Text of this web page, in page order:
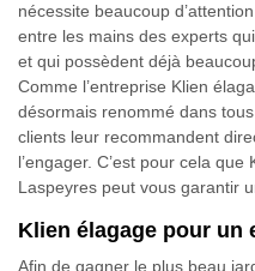
nécessite beaucoup
entre les mains des experts
et qui possèdent déjà
Comme l’entreprise Klien
désormais renommé dans
clients leur recommandent
l’engager. C’est pour cela
Laspeyres peut vous garantir
Klien élagage pour un
Afin de gagner le plus beau